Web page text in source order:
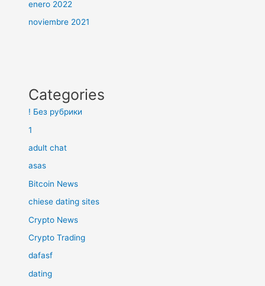
enero 2022
noviembre 2021
Categories
! Без рубрики
1
adult chat
asas
Bitcoin News
chiese dating sites
Crypto News
Crypto Trading
dafasf
dating